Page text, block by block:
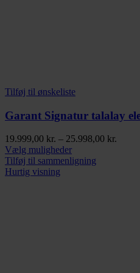
Tilføj til ønskeliste
Garant Signatur talalay
19.999,00 kr. – 25.998,00 kr.
Vælg mulighederDette
vare
Tilføj til sammenligning
Hurtig visning